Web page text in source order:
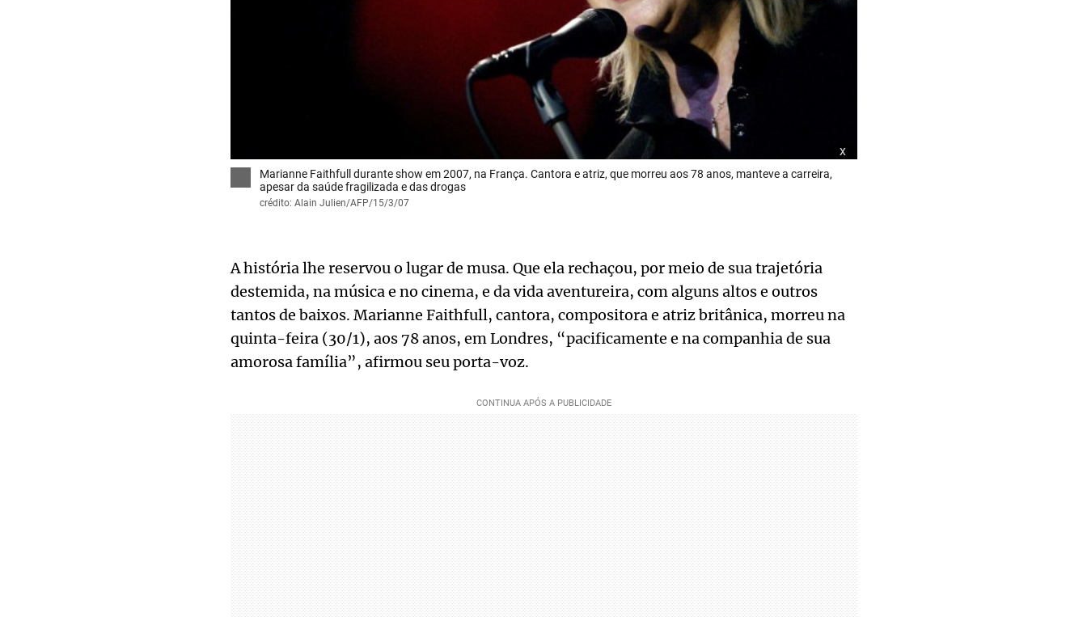
x
Marianne Faithfull durante show em 2007, na França. Cantora e atriz, que morreu aos 78 anos, manteve a carreira,
apesar da saúde fragilizada e das drogas
crédito: Alain Julien/AFP/15/3/07
A história lhe reservou o lugar de musa. Que ela rechaçou, por meio de sua trajetória
destemida, na música e no cinema, e da vida aventureira, com alguns altos e outros
tantos de baixos. Marianne Faithfull, cantora, compositora e atriz britânica, morreu na
quinta-feira (30/1), aos 78 anos, em Londres, “pacificamente e na companhia de sua
amorosa família”, afirmou seu porta-voz.